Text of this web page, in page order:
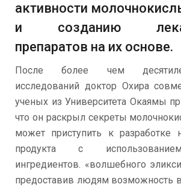
активности
и созданию
препаратов на их основе.
После более чем
исследований доктор Охира
ученых из Университета Окаямы
что он раскрыл секреты
может приступить к разработке
продукта с
ингредиентов. «волшебного
предоставив людям возможность